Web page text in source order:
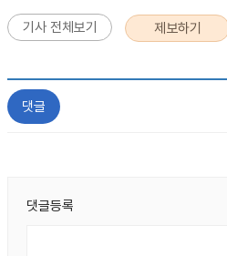
기사 전체보기 제보하기
댓글
댓글등록